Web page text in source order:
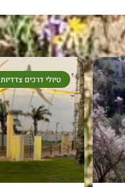
טיולי דרכים צדדיות